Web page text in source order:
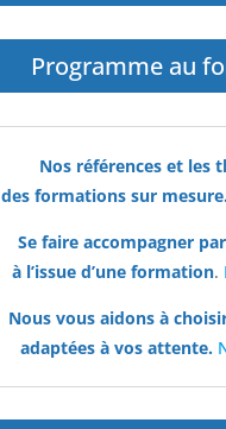
La
voix
service
la
Programme au
Nos références et les
des formations sur
Se faire accompagner
à l’issue d’une formation.
Nous vous aidons à
adaptées à vos attente.